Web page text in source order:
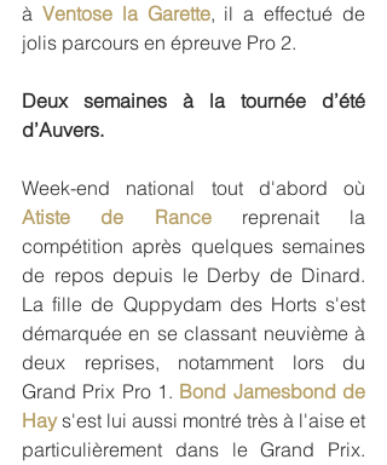
à Ventose la Garette, il a effectué de
jolis parcours en épreuve Pro 2.
Deux semaines à la tournée d’été
d’Auvers.
Atiste de Rance reprenait la
compétition après quelques semaines
de repos depuis le Derby de Dinard.
La fille de Quppydam des Horts s'est
démarquée en se classant neuvième à
deux reprises, notamment lors du
Grand Prix Pro 1. Bond Jamesbond de
Hay s'est lui aussi montré très à l'aise et
particulièrement dans le Grand Prix.